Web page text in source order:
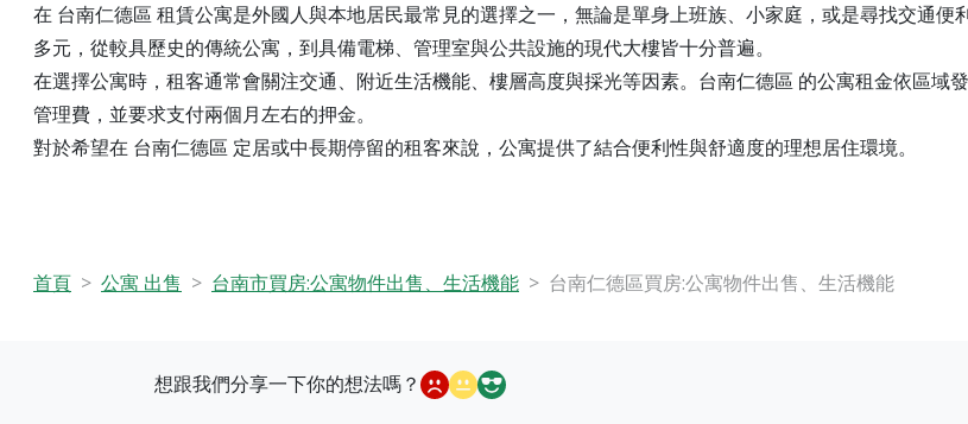
在 台南仁德區 租賃公寓是外國人與本地居民最常見的選擇之一，無論是單身上班族、小家庭，或是尋找交通
多元，從較具歷史的傳統公寓，到具備電梯、管理室與公共設施的現代大樓皆十分普遍。
在選擇公寓時，租客通常會關注交通、附近生活機能、樓層高度與採光等因素。台南仁德區 的公寓租金依區
管理費，並要求支付兩個月左右的押金。
對於希望在 台南仁德區 定居或中長期停留的租客來說，公寓提供了結合便利性與舒適度的理想居住環境。
首頁 公寓 出售 台南市買房:公寓物件出售、生活機能 台南仁德區買房:公寓物件出售、生活機能
想跟我們分享一下你的想法嗎？